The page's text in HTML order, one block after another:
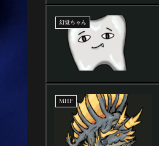
幻覚ちゃん
MHF